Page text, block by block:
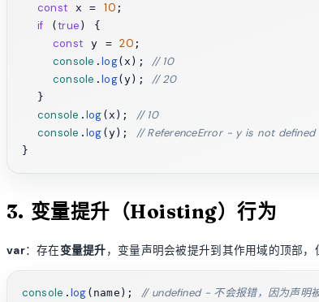
const x = 10 ;
if (true ) {
const y = 20 ;
console . log(x); // 10
console . log(y); // 20
  }
console . log (x); // 10
console . log (y); // ReferenceError - y is not defined
3. 变量提升（Hoisting）行为
var：存在变量提升，变量声明会被提升到其作用域的顶部，
console . log (name); // undefined - 不会报错，因为声明